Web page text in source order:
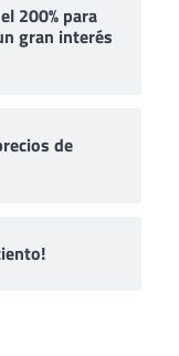
200% para
gran interés
de